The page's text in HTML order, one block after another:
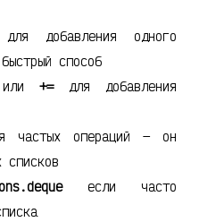
добавления одного
способ
+=для добавления
частых операций — он
списков
если часто